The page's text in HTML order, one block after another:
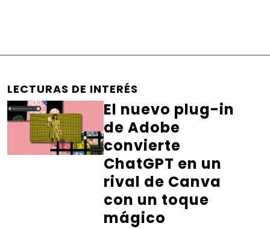
LECTURAS DE INTERÉS
El nuevo plug-in
de Adobe
convierte
ChatGPT en un
rival de Canva
con un toque
mágico